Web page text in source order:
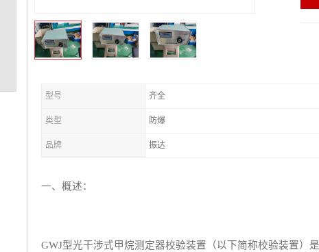
型号 齐全
类型 防爆
品牌 振达
一、概述：
GWJ型光干涉式甲烷测定器校验装置（以下简称校验装置）